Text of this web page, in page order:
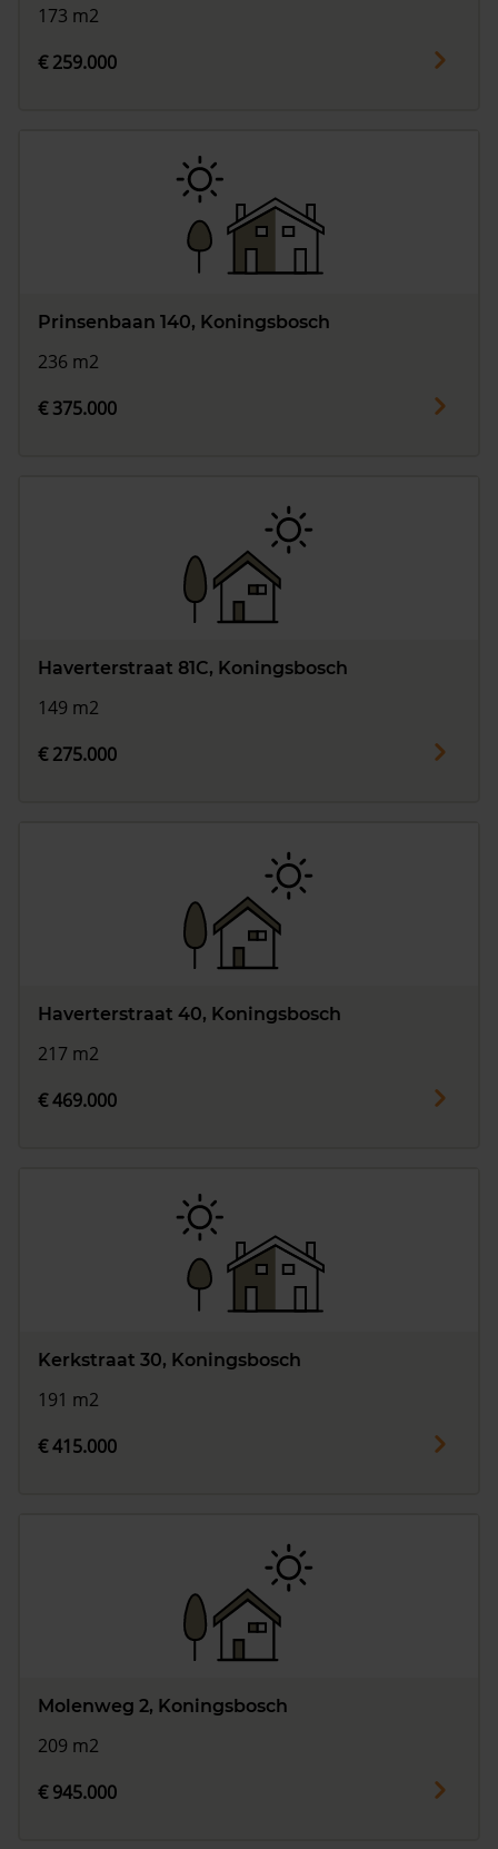
173 m2
€ 259.000
Prinsenbaan 140, Koningsbosch
236 m2
€ 375.000
Haverterstraat 81C, Koningsbosch
149 m2
€ 275.000
Haverterstraat 40, Koningsbosch
217 m2
€ 469.000
Kerkstraat 30, Koningsbosch
191 m2
€ 415.000
Molenweg 2, Koningsbosch
209 m2
€ 945.000